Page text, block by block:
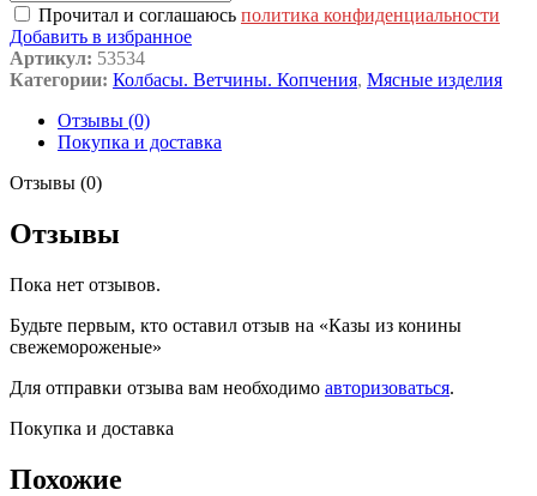
Прочитал и соглашаюсь политика конфиденциальности
Добавить в избранное
Артикул: 53534
Категории: Колбасы. Ветчины. Копчения, Мясные изделия
Отзывы (0)
Покупка и доставка
Отзывы (0)
Отзывы
Пока нет отзывов.
Будьте первым, кто оставил отзыв на «Казы из конины
свежемороженые»
Для отправки отзыва вам необходимо авторизоваться.
Покупка и доставка
Похожие